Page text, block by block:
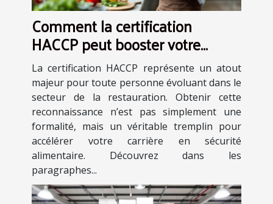
Comment la certification
HACCP peut booster votre
carrière en restauration ?
La certification HACCP représente un atout
majeur pour toute personne évoluant dans le
secteur de la restauration. Obtenir cette
reconnaissance n’est pas simplement une
formalité, mais un véritable tremplin pour
accélérer votre carrière en sécurité
alimentaire. Découvrez dans les
paragraphes...